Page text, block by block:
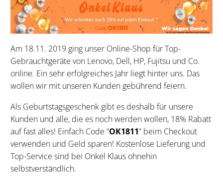
Am 18.11. 2019 ging unser Online-Shop für Top-
Gebrauchtgeräte von Lenovo, Dell, HP, Fujitsu und Co.
online. Ein sehr erfolgreiches Jahr liegt hinter uns. Das
wollen wir mit unseren Kunden gebührend feiern.
Als Geburtstagsgeschenk gibt es deshalb für unsere
Kunden und alle, die es noch werden wollen, 18% Rabatt
auf fast alles! Einfach Code “OK1811” beim Checkout
verwenden und Geld sparen! Kostenlose Lieferung und
Top-Service sind bei Onkel Klaus ohnehin
selbstverständlich.